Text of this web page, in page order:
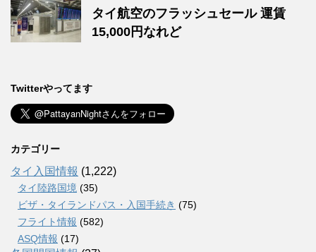
タイ航空のフラッシュセール 運賃
15,000円なれど
Twitterやってます
カテゴリー
タイ入国情報 (1,222)
タイ陸路国境 (35)
ビザ・タイランドパス・入国手続き (75)
フライト情報 (582)
ASQ情報 (17)